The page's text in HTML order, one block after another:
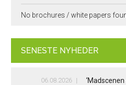
No brochures / white papers
SENESTE NYHEDER
06.08.2026